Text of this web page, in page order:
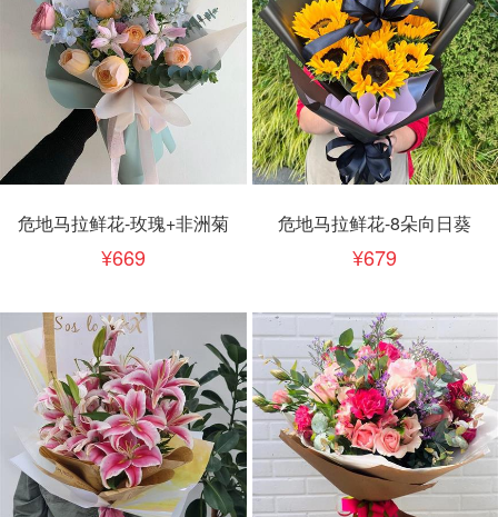
危地马拉鲜花-玫瑰+非洲菊
669
危地马拉鲜花-8朵向日葵
679